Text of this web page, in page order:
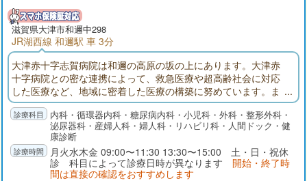
滋賀県大津市和邇中298
JR湖西線 和邇駅 車 3分
大津赤十字志賀病院は和邇の高原の坂の上にあります。大津赤
十字病院との密な連携によって、救急医療や超高齢社会に対応
した医療など、地域に密着した医療の構築に努めています。ま
た、地域の皆さんの健康増進と病気の早期発見などの予防医学
を推し進め、早期治療に寄与するとともに、療養型病床と地域
包括ケア病床を設けることで、命を尊び、心のケアまでを考え
た生涯医療と生涯看護の提供に努めています。
内科・循環器内科・糖尿病内科・小児科・外科・整形外科・
泌尿器科・産婦人科・婦人科・リハビリ科・人間ドック・健
康診断
月火水木金 09:00〜11:30 13:30〜15:00 土・日・祝休
診 科目によって診療日時が異なります 開始・終了時
間は直接の確認をおすすめします